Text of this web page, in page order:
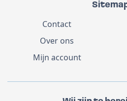
Contact
Over ons
Mijn account